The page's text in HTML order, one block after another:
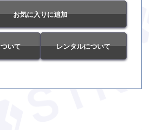
お気に入りに追加
いて レンタルについて